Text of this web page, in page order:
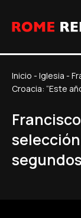
Inicio - Iglesia -
Croacia: “Este